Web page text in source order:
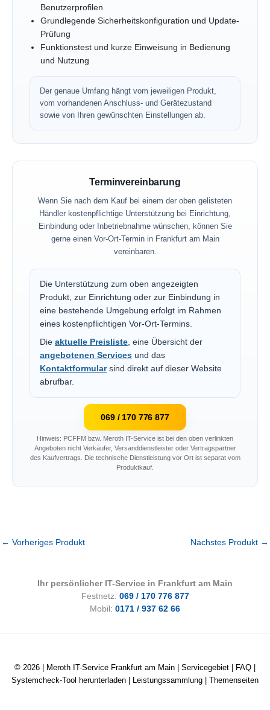
Benutzerprofilen
Grundlegende Sicherheitskonfiguration und Update-
Prüfung
Funktionstest und kurze Einweisung in Bedienung
und Nutzung
Der genaue Umfang hängt vom jeweiligen Produkt,
vom vorhandenen Anschluss- und Gerätezustand
sowie von Ihren gewünschten Einstellungen ab.
Terminvereinbarung
Wenn Sie nach dem Kauf bei einem der oben gelisteten
Händler kostenpflichtige Unterstützung bei Einrichtung,
Einbindung oder Inbetriebnahme wünschen, können Sie
gerne einen Vor-Ort-Termin in Frankfurt am Main
vereinbaren.
Die Unterstützung zum oben angezeigten
Produkt, zur Einrichtung oder zur Einbindung in
eine bestehende Umgebung erfolgt im Rahmen
eines kostenpflichtigen Vor-Ort-Termins.
Die aktuelle Preisliste , eine Übersicht der
angebotenen Services und das
Kontaktformularsind direkt auf dieser Website
abrufbar.
069 / 170 776 877
Hinweis: PCFFM bzw. Meroth IT-Service ist bei den oben verlinkten
Angeboten nicht Verkäufer, Versanddienstleister oder Vertragspartner
des Kaufvertrags. Die technische Dienstleistung vor Ort ist separat vom
Produktkauf.
← Vorheriges Produkt Nächstes Produkt →
Ihr persönlicher IT-Service in Frankfurt am Main
Festnetz: 069 / 170 776 877
Mobil: 0171 / 937 62 66
© 2026 | Meroth IT-Service Frankfurt am Main Servicegebiet FAQ
Systemcheck-Tool herunterladen
Leistungssammlung Themenseiten